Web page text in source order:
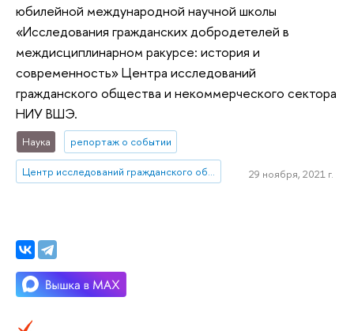
юбилейной международной научной школы
«Исследования гражданских добродетелей в
междисциплинарном ракурсе: история и
современность» Центра исследований
гражданского общества и некоммерческого сектора
НИУ ВШЭ.
Наука репортаж о событии
Центр исследований гражданского общества и некоммерческого сектора 29 ноября, 2021 г.